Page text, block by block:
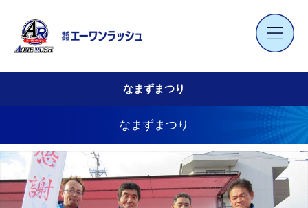
なまずまつり
なまずまつり